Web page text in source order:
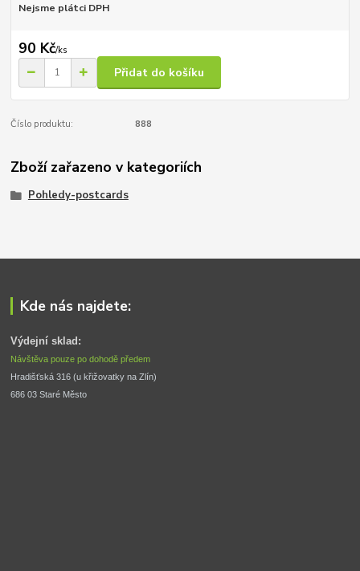
Nejsme plátci DPH
90 Kč/ks
Přidat do košíku
Číslo produktu: 888
Zboží zařazeno v kategoriích
Pohledy-postcards
Kde nás najdete:
Výdejní sklad:
Návštěva pouze po dohodě předem
Hradišťská 316 (u křižovatky na Zlín)
686 03 Staré Město